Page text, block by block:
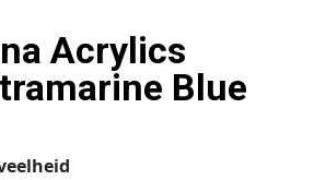
Acrylics
Blue